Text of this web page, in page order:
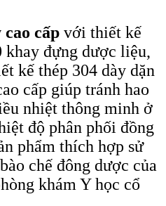
cấp với thiết kế
khay đựng dược liệu,
kế thép 304 dày dặn
cấp giúp tránh hao
nhiệt thông minh ở
độ phân phối đồng
phẩm thích hợp sử
chế đông dược của
khám Y học cổ